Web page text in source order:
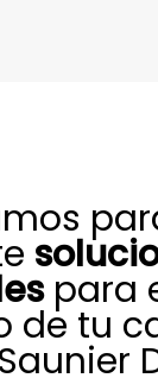
para
de tu